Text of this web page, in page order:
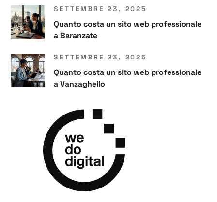
SETTEMBRE 23, 2025
Quanto costa un sito web professionale
a Baranzate
SETTEMBRE 23, 2025
Quanto costa un sito web professionale
a Vanzaghello